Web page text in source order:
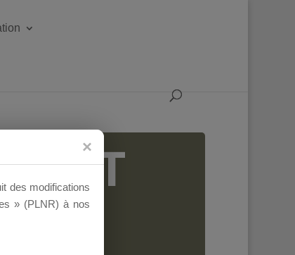
des modifications
» (PLNR) à nos